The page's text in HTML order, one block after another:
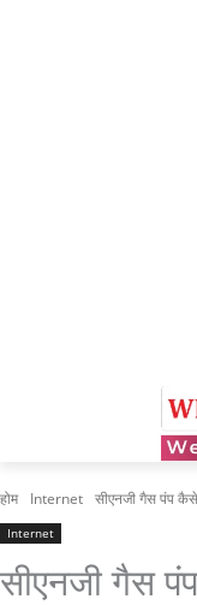
होम Internet सीएनजी गैस पंप
Internet
सीएनजी गैस